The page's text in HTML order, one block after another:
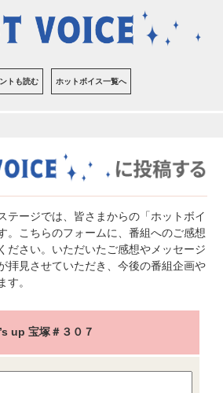
トも読む ホットボイス一覧へ
テージでは、皆さまからの「ホットボイ
。こちらのフォームに、番組へのご感想
ださい。いただいたご感想やメッセージ
拝見させていただき、今後の番組企画や
す。
up 宝塚＃３０７